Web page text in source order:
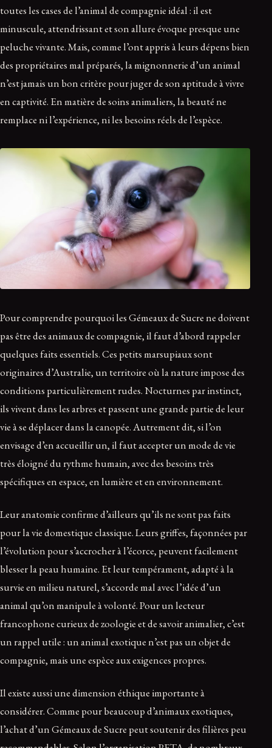
toutes les cases de l’animal de compagnie idéal : il est
minuscule, attendrissant et son allure évoque presque une
peluche vivante. Mais, comme l’ont appris à leurs dépens bien
des propriétaires mal préparés, la mignonnerie d’un animal
n’est jamais un bon critère pour juger de son aptitude à vivre
en captivité. En matière de soins animaliers, la beauté ne
remplace ni l’expérience, ni les besoins réels de l’espèce.
Pour comprendre pourquoi les Gémeaux de Sucre ne doivent
pas être des animaux de compagnie, il faut d’abord rappeler
quelques faits essentiels. Ces petits marsupiaux sont
originaires d’Australie, un territoire où la nature impose des
conditions particulièrement rudes. Nocturnes par instinct,
ils vivent dans les arbres et passent une grande partie de leur
vie à se déplacer dans la canopée. Autrement dit, si l’on
envisage d’en accueillir un, il faut accepter un mode de vie
très éloigné du rythme humain, avec des besoins très
spécifiques en espace, en lumière et en environnement.
Leur anatomie confirme d’ailleurs qu’ils ne sont pas faits
pour la vie domestique classique. Leurs griffes, façonnées par
l’évolution pour s’accrocher à l’écorce, peuvent facilement
blesser la peau humaine. Et leur tempérament, adapté à la
survie en milieu naturel, s’accorde mal avec l’idée d’un
animal qu’on manipule à volonté. Pour un lecteur
francophone curieux de zoologie et de savoir animalier, c’est
un rappel utile : un animal exotique n’est pas un objet de
compagnie, mais une espèce aux exigences propres.
Il existe aussi une dimension éthique importante à
considérer. Comme pour beaucoup d’animaux exotiques,
l’achat d’un Gémeaux de Sucre peut soutenir des filières peu